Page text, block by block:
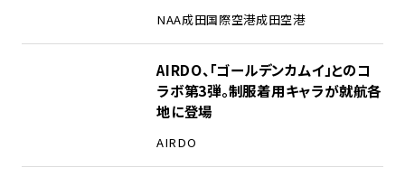
NAA成田国際空港成田空港
AIRDO、「ゴールデンカムイ」とのコ
ラボ第3弾。制服着用キャラが就航各
地に登場
AIRDO